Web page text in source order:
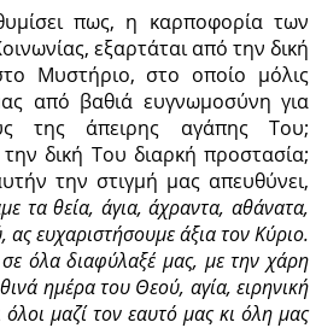
πως, η καρποφορία των
εξαρτάται από την δική
Μυστήριο, στο οποίο μόλις
από βαθιά ευγνωμοσύνη για
της άπειρης αγάπης Του;
δική Του διαρκή προστασία;
την στιγμή μας απευθύνει,
τα θεία, άγια, άχραντα, αθάνατα,
ευχαριστήσουμε άξια τον Κύριο.
όλα διαφύλαξέ μας, με την χάρη
ημέρα του Θεού, αγία, ειρηνική
μαζί τον εαυτό μας κι όλη μας